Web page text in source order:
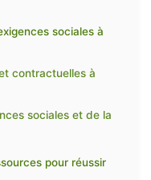
sociales à
contractuelles à
sociales et de la
pour réussir